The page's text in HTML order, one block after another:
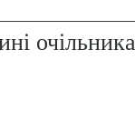
очільника